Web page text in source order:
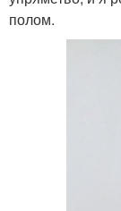
полом.